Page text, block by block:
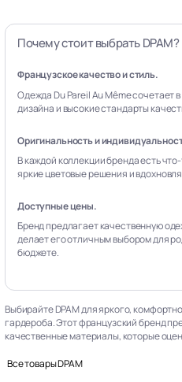
Почему стоит выбрать DPAM?
Французское качество и стиль.
Одежда Du Pareil Au Même сочетает
дизайна и высокие стандарты
Оригинальность и
В каждой коллекции бренда есть
яркие цветовые решения и
Доступные цены.
Бренд предлагает качественную
делает его отличным выбором для
бюджете.
Выбирайте DPAM для яркого,
гардероба. Этот французский бренд
качественные материалы, которые
Все товары DPAM